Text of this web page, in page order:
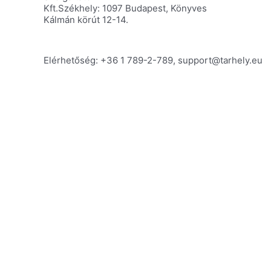
Kft.Székhely: 1097 Budapest, Könyves
Kálmán körút 12-14.
Elérhetőség: +36 1 789-2-789, support@tarhely.eu